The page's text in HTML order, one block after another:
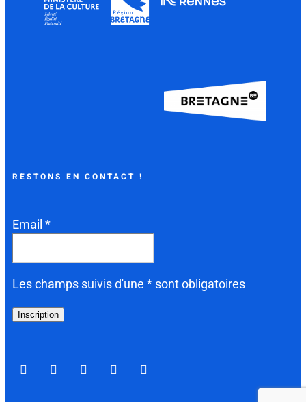
RESTONS EN CONTACT !
Email *
Les champs suivis d'une * sont obligatoires